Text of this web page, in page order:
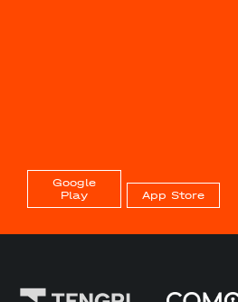
Google
Play
App Store